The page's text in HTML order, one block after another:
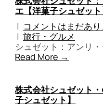
エ【洋菓子シュゼット
| コメントはまだあ
| 旅行・グルメ
シュゼット：アンリ
Read More →
株式会社シュゼット
子シュゼット】